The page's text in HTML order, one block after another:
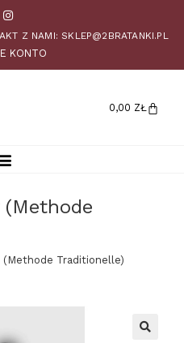
Z NAMI: SKLEP@2BRATANKI.PL
KONTO
0,00 ZŁ
(Methode Traditionelle)